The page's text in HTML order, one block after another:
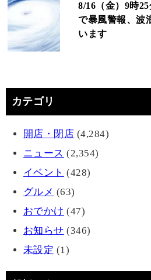
8/16（金）9時
で暴風警報、波
います
カテゴリ
開店・閉店 (4,284)
ニュース (2,354)
イベント (428)
グルメ (63)
おでかけ (47)
お知らせ (346)
未設定 (1)